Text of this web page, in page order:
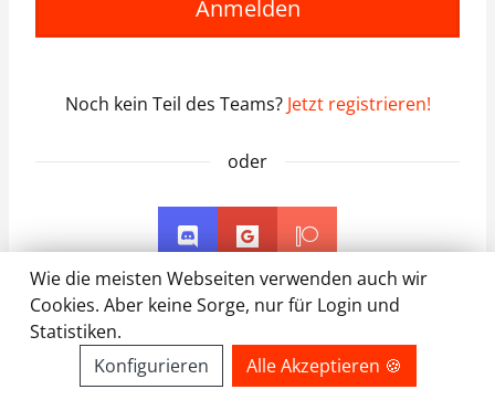
Anmelden
Noch kein Teil des Teams? Jetzt registrieren!
oder
Wie die meisten Webseiten verwenden auch wir
Cookies. Aber keine Sorge, nur für Login und
Statistiken.
Konfigurieren
Alle Akzeptieren 🍪